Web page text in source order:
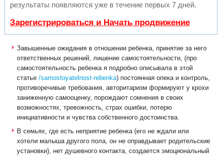
результаты появляются уже в течение первых 7 дней.
Зарегистрироваться и Начать продвижение
Завышенные ожидания в отношении ребенка, принятие за него
ответственных решений, лишение самостоятельности, (про
самостоятельность ребенка я подробно описывала в этой
статье /samostoyatelnost-rebenka) постоянная опека и контроль,
противоречивые требования, авторитаризм формируют у крохи
заниженную самооценку, порождают сомнения в своих
возможностях, тревожность, страх ошибки, потерю
инициативности и чувства собственного достоинства.
В семьях, где есть неприятие ребенка (его не ждали или
хотели малыша другого пола, он не оправдывает родительские
установки), нет душевного контакта, создается эмоциональный